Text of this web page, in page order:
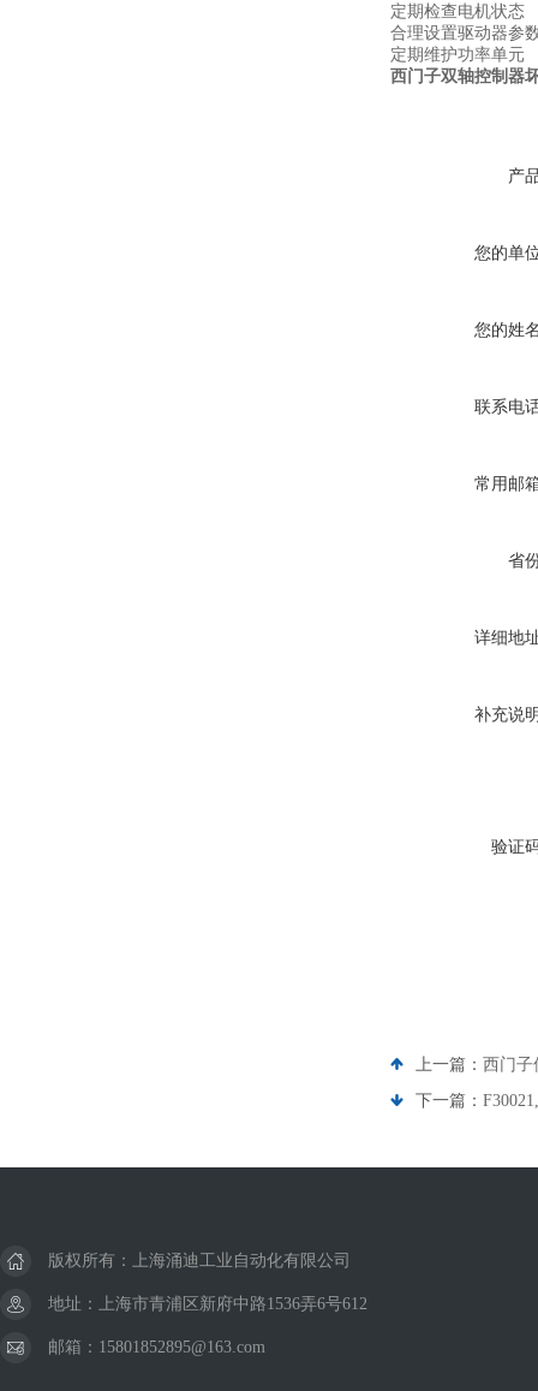
定期检查电机状态
合理设置驱动器参
定期维护功率单元
西门子双轴控制器
产
您的单
您的姓
联系电
常用邮
省
详细地
补充说
验证
上一篇： 西门子
下一篇：
版权所有：上海涌迪工业自动化有限公司
地址：上海市青浦区新府中路1536弄6号612
邮箱：15801852895@163.com